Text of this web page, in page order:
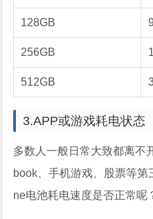
128GB
256GB
512GB
3.APP或游戏耗电状态
多数人一般日常大致都离不
book、手机游戏、股票等
ne电池耗电速度是否正常呢